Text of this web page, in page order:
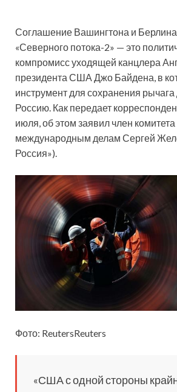
Соглашение Вашингтона и Берлина
«Северного потока-2» — это
компромисс уходящей канцлера
президента США Джо Байдена, в
инструмент для сохранения
Россию. Как передает
июля, об этом заявил член
международным делам Сергей
Россия»).
Фото: ReutersReuters
«США с одной стороны